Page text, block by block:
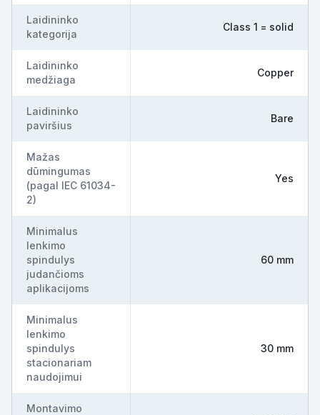
Laidininko
kategorija
Class 1 = solid
Laidininko
medžiaga
Copper
Laidininko
paviršius
Bare
Mažas
dūmingumas
(pagal IEC 61034-
2)
Yes
Minimalus
lenkimo
spindulys
judančioms
aplikacijoms
60 mm
Minimalus
lenkimo
spindulys
stacionariam
naudojimui
30 mm
Montavimo